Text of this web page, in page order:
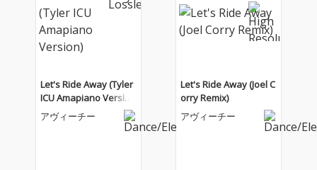
Let's Ride Away (Tyler
ICU Amapiano Versio
n)
アヴィーチー
Let's Ride Away (Joel C
orry Remix)
アヴィーチー